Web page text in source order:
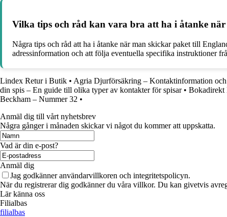
Vilka tips och råd kan vara bra att ha i åtanke
Några tips och råd att ha i åtanke när man skickar paket till
adressinformation och att följa eventuella specifika instruktioner
Lindex Retur i Butik • Agria Djurförsäkring – Kontaktinformation
din spis – En guide till olika typer av kontakter för spisar• Bokadirekt
Beckham – Nummer 32 •
Anmäl dig till vårt nyhetsbrev
Några gånger i månaden skickar vi något du kommer att uppskatta.
Vad är din e-post?
Anmäl dig
Jag godkänner användarvillkoren och integritetspolicyn.
När du registrerar dig godkänner du våra villkor. Du kan givetvis
Lär känna oss
Filialbas
filialbas